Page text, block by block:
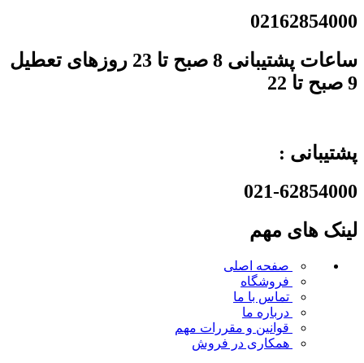
02162854000
ساعات پشتیبانی 8 صبح تا 23 روزهای تعطیل
9 صبح تا 22
پشتیبانی :
021-62854000
لینک های مهم
صفحه اصلی
فروشگاه
تماس با ما
درباره ما
قوانین و مقررات مهم
همکاری در فروش